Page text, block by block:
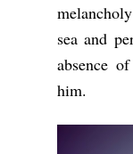
sea and
absence
him.